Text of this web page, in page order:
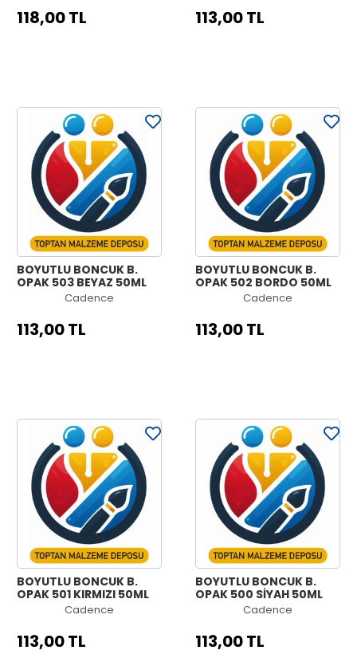
118,00 TL 113,00 TL
BOYUTLU BONCUK B.
OPAK 503 BEYAZ 50ML
Cadence
113,00 TL
BOYUTLU BONCUK B.
OPAK 502 BORDO 50ML
Cadence
113,00 TL
BOYUTLU BONCUK B.
OPAK 501 KIRMIZI 50ML
Cadence
113,00 TL
BOYUTLU BONCUK B.
OPAK 500 SİYAH 50ML
Cadence
113,00 TL